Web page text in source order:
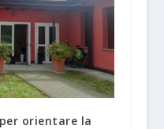
orientare la